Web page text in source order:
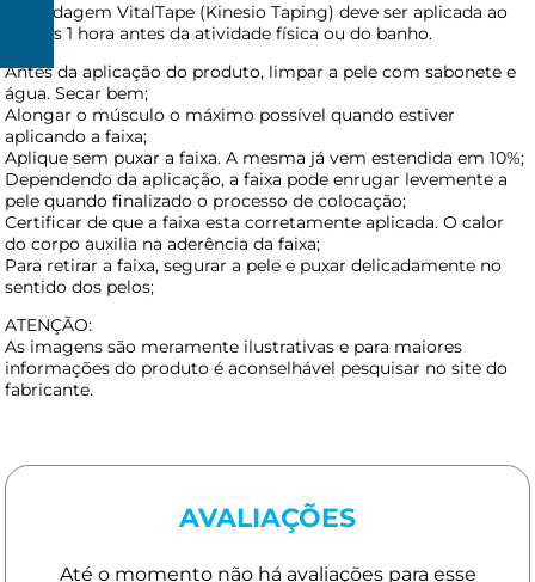
A bandagem VitalTape (Kinesio Taping) deve ser aplicada ao
menos 1 hora antes da atividade física ou do banho.
Antes da aplicação do produto, limpar a pele com sabonete e
água. Secar bem;
Alongar o músculo o máximo possível quando estiver
aplicando a faixa;
Aplique sem puxar a faixa. A mesma já vem estendida em 10%;
Dependendo da aplicação, a faixa pode enrugar levemente a
pele quando finalizado o processo de colocação;
Certificar de que a faixa esta corretamente aplicada. O calor
do corpo auxilia na aderência da faixa;
Para retirar a faixa, segurar a pele e puxar delicadamente no
sentido dos pelos;
ATENÇÃO:
As imagens são meramente ilustrativas e para maiores
informações do produto é aconselhável pesquisar no site do
fabricante.
AVALIAÇÕES
R$
150